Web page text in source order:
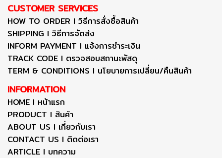
CUSTOMER SERVICES
HOW TO ORDER I วิธีการสั่งซื้อสินค้า
SHIPPING I วิธีการจัดส่ง
INFORM PAYMENT I แจ้งการชำระเงิน
TRACK CODE I ตรวจสอบสถานะพัสดุ
TERM & CONDITIONS I นโยบายการเปลี่ยน/คืนสินค้า
INFORMATION
HOME I หน้าแรก
PRODUCT I สินค้า
ABOUT US I เกี่ยวกับเรา
CONTACT US I ติดต่อเรา
ARTICLE I บทความ